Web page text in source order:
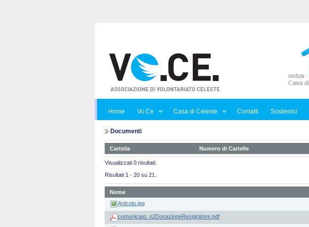
Home Vo.Ce Casa di Celeste Contatti Sostienici
Documenti
Cartella Numero di Cartelle
Visualizzati 0 risultati.
Risultati 1 - 20 su 21.
Nome
Articolo.jpg
comunicato_n2DonazioneRespiratore.pdf